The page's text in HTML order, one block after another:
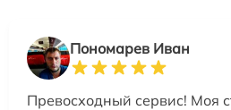
Пономарев Иван
Превосходный сервис! Моя